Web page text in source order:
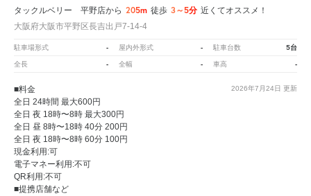
タックルベリー 平野店から 205m 徒歩 3～5分 近くてオススメ！
大阪府大阪市平野区長吉出戸7-14-4
駐車場形式 - 屋内外形式 - 駐車台数 5台
全長 - 全幅 - 車高 -
2026年7月24日 更新
■料金
全日 24時間 最大600円
全日 夜 18時〜8時 最大300円
全日 昼 8時〜18時 40分 200円
全日 夜 18時〜8時 60分 100円
現金利用:可
電子マネー利用:不可
QR利用:不可
■提携店舗など